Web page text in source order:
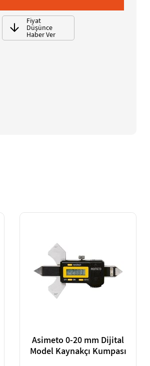
Fiyat
Düşünce
Haber Ver
Asimeto 0-20 mm Dijital
Model Kaynakçı Kumpası